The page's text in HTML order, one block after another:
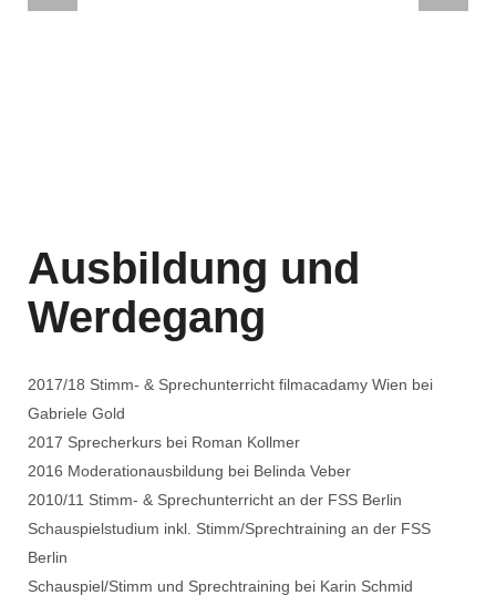
Ausbildung und
Werdegang
2017/18 Stimm- & Sprechunterricht filmacadamy Wien bei
Gabriele Gold
2017 Sprecherkurs bei Roman Kollmer
2016 Moderationausbildung bei Belinda Veber
2010/11 Stimm- & Sprechunterricht an der FSS Berlin
Schauspielstudium inkl. Stimm/Sprechtraining an der FSS
Berlin
Schauspiel/Stimm und Sprechtraining bei Karin Schmid